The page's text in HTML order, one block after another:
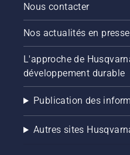
Nous contacter
Nos actualités en presse
L'approche de
développement durable
Publication des
Autres sites